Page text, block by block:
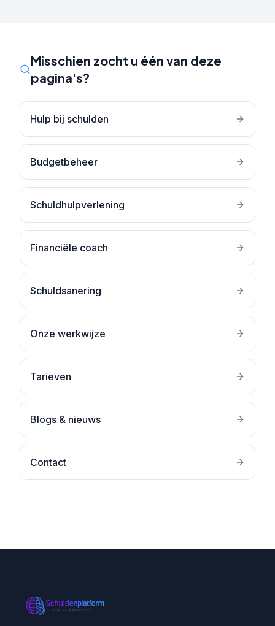
Misschien zocht u één van deze
pagina's?
Hulp bij schulden
Budgetbeheer
Schuldhulpverlening
Financiële coach
Schuldsanering
Onze werkwijze
Tarieven
Blogs & nieuws
Contact